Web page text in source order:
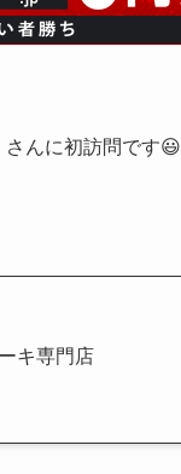
んに初訪問です😃
キ専門店